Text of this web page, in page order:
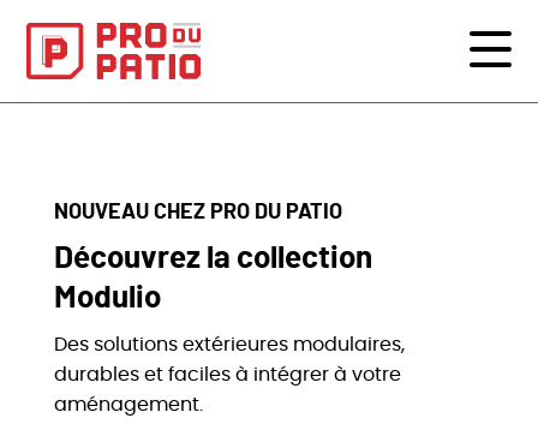
NOUVEAU CHEZ PRO DU PATIO
Découvrez la collection
Modulio
Des solutions extérieures modulaires,
durables et faciles à intégrer à votre
aménagement.